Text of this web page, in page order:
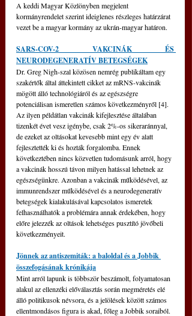
A keddi Magyar Közlönyben megjelent
kormányrendelet szerint ideiglenes részleges határzárat
vezet be a magyar kormány az ukrán-magyar határon.
SARS-COV-2 VAKCINÁK ÉS
NEURODEGENERATÍV BETEGSÉGEK
Dr. Greg Nigh-szal közösen nemrég publikáltam egy
szakértők által áttekintett cikket az mRNS-vakcinák
mögött álló technológiáról és az egészségre
potenciálisan ismeretlen számos következményről [4].
Az ilyen példátlan vakcinák kifejlesztése általában
tizenkét évet vesz igénybe, csak 2%-os sikeraránnyal,
de ezeket az oltásokat kevesebb mint egy év alatt
fejlesztették ki és hozták forgalomba. Ennek
következtében nincs közvetlen tudomásunk arról, hogy
a vakcinák hosszú távon milyen hatással lehetnek az
egészségünkre. Azonban a vakcinák működésével, az
immunrendszer működésével és a neurodegeneratív
betegségek kialakulásával kapcsolatos ismeretek
felhasználhatók a problémára annak érdekében, hogy
előre jelezzék az oltások lehetséges pusztító jövőbeli
következményeit.
Jönnek az antiszemiták: a baloldal és a Jobbik
összefogásának krónikája
Mint arról lapunk is többször beszámolt, folyamatosan
alakul az ellenzéki előválasztás során megméretés elé
álló politikusok névsora, és a jelölések között számos
ellentmondásos figura is akad, főleg a Jobbik soraiból.